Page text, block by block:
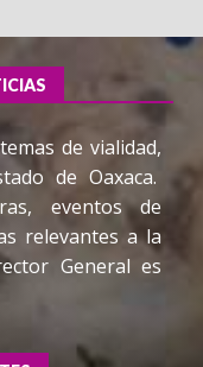
de vialidad,
de Oaxaca.
eventos de
relevantes a la
General es